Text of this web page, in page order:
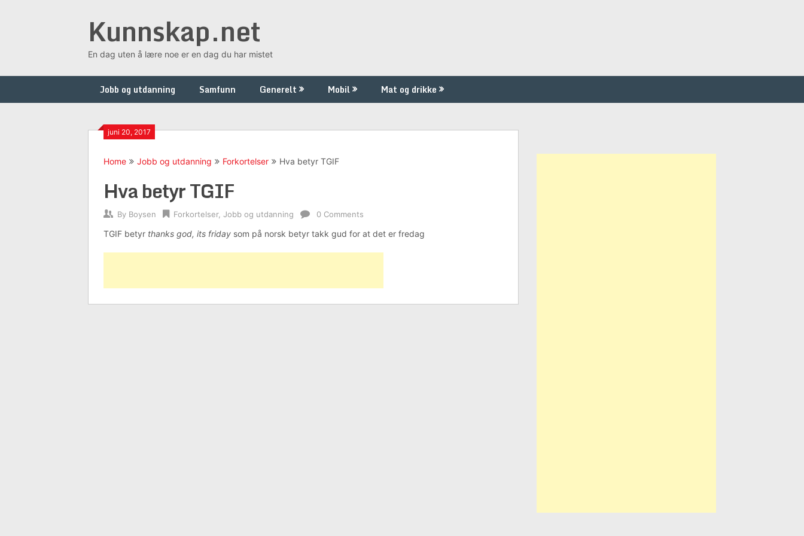
Kunnskap.net
En dag uten å lære noe er en dag du har mistet
Jobb og utdanning Samfunn Generelt Mobil Mat og drikke
juni 20, 2017
Home Jobb og utdanning Forkortelser Hva betyr TGIF
Hva betyr TGIF
By Boysen Forkortelser, Jobb og utdanning 0 Comments
TGIF betyr thanks god, its friday som på norsk betyr takk gud for at det er fredag